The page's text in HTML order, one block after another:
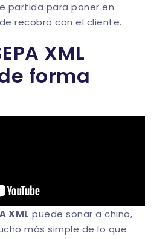
partida para poner en
recobro con el cliente.
XML
forma
XML puede sonar a chino,
más simple de lo que